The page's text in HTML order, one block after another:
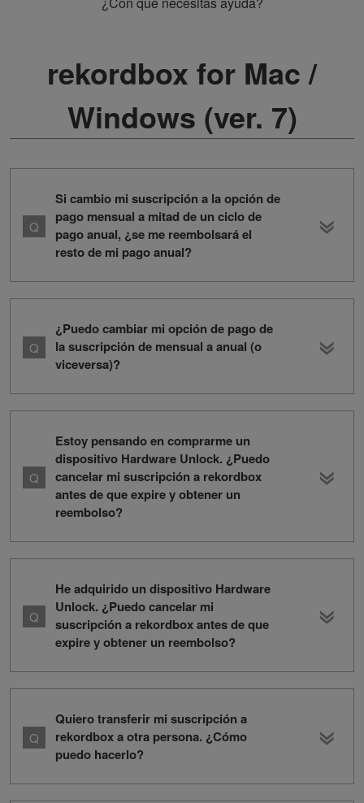
rekordbox for Mac /
Windows (ver. 7)
Si cambio mi suscripción a la opción de
pago mensual a mitad de un ciclo de
pago anual, ¿se me reembolsará el
resto de mi pago anual?
¿Puedo cambiar mi opción de pago de
la suscripción de mensual a anual (o
viceversa)?
Estoy pensando en comprarme un
dispositivo Hardware Unlock. ¿Puedo
cancelar mi suscripción a rekordbox
antes de que expire y obtener un
reembolso?
He adquirido un dispositivo Hardware
Unlock. ¿Puedo cancelar mi
suscripción a rekordbox antes de que
expire y obtener un reembolso?
Quiero transferir mi suscripción a
rekordbox a otra persona. ¿Cómo
puedo hacerlo?